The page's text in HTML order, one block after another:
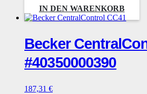
IN DEN WARENKORB
Becker
#40350000390
187,31 €